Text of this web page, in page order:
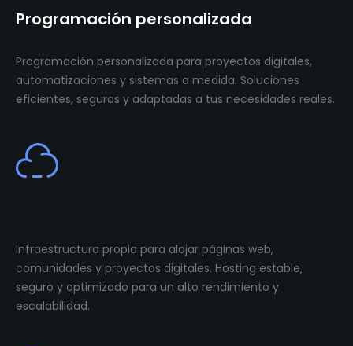
Programación personalizada
Programación personalizada para proyectos digitales,
automatizaciones y sistemas a medida. Soluciones
eficientes, seguras y adaptadas a tus necesidades reales.
Infraestructura propia para alojar páginas web,
comunidades y proyectos digitales. Hosting estable,
seguro y optimizado para un alto rendimiento y
escalabilidad.